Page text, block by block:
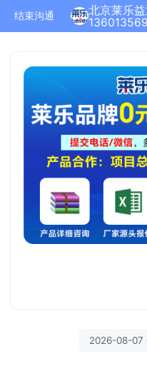
结束沟通
2026-08-07